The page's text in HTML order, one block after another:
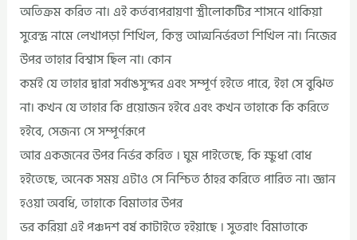
অতিক্রম করিত না। এই কর্তব্যপরায়ণা স্ত্রীলোকটির শাসনে থাকিয়া
সুরেন্দ্র নামে লেখাপড়া শিখিল, কিন্তু আত্মনির্ভরতা শিখিল না। নিজের
উপর তাহার বিশ্বাস ছিল না। কোন
কর্মই যে তাহার দ্বারা সর্বাঙসুন্দর এবং সম্পূর্ণ হইতে পারে, ইহা সে বুঝিত
না। কখন যে তাহার কি প্রয়োজন হইবে এবং কখন তাহাকে কি করিতে
হইবে, সেজন্য সে সম্পূর্ণরূপে
আর একজনের উপর নির্ভর করিত । ঘুম পাইতেছে, কি ক্ষুধা বোধ
হইতেছে, অনেক সময় এটাও সে নিশ্চিত ঠাহর করিতে পারিত না। জ্ঞান
হওয়া অবধি, তাহাকে বিমাতার উপর
ভর করিয়া এই পঞ্চদশ বর্ষ কাটাইতে হইয়াছে । সুতরাং বিমাতাকে